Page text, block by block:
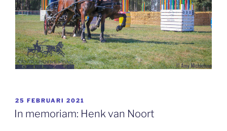
GEPLAATST
OP
25 FEBRUARI 2021
In memoriam: Henk van Noort